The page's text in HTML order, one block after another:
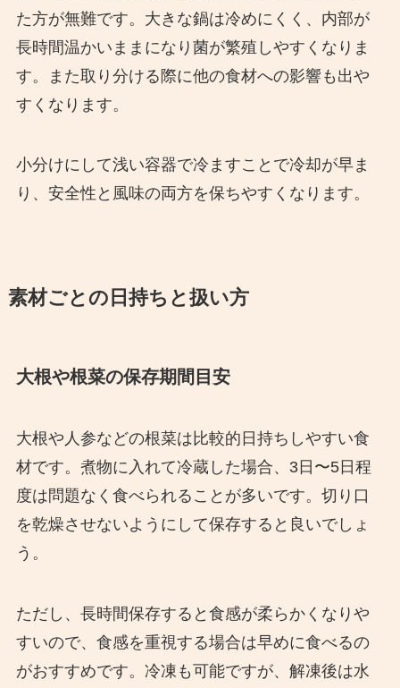
た方が無難です。大きな鍋は冷めにくく、内部が
長時間温かいままになり菌が繁殖しやすくなりま
す。また取り分ける際に他の食材への影響も出や
すくなります。
小分けにして浅い容器で冷ますことで冷却が早ま
り、安全性と風味の両方を保ちやすくなります。
素材ごとの日持ちと扱い方
大根や根菜の保存期間目安
大根や人参などの根菜は比較的日持ちしやすい食
材です。煮物に入れて冷蔵した場合、3日〜5日程
度は問題なく食べられることが多いです。切り口
を乾燥させないようにして保存すると良いでしょ
う。
ただし、長時間保存すると食感が柔らかくなりや
すいので、食感を重視する場合は早めに食べるの
がおすすめです。冷凍も可能ですが、解凍後は水